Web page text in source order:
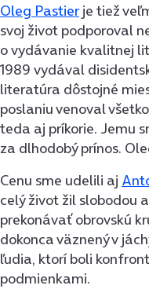
Oleg Pastierje tiež
svoj život podporoval
o vydávanie kvalitnej
1989 vydával
literatúra dôstojné
poslaniu venoval
teda aj príkorie. Jemu
za dlhodobý prínos.
Cenu sme udelili aj
celý život žil slobodou
prekonávať obrovskú
dokonca väznený v
ľudia, ktorí boli
podmienkami.